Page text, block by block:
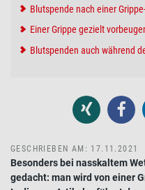
GESCHRIEBEN AM: 17.11.2021
Besonders bei nasskaltem
gedacht: man wird von einer
Blutspende nach einer
Einer Grippe gezielt
Blutspenden auch während